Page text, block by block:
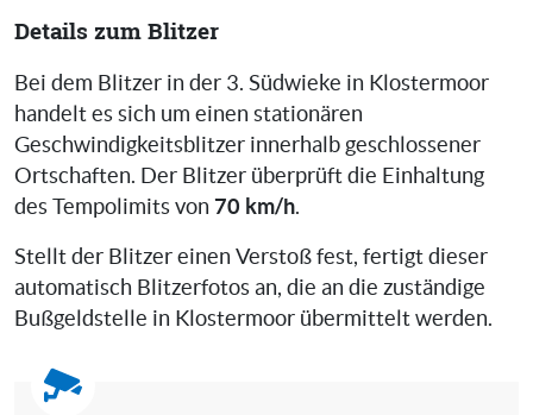
Details zum Blitzer
Bei dem Blitzer in der 3. Südwieke in Klostermoor
handelt es sich um einen stationären
Geschwindigkeitsblitzer innerhalb geschlossener
Ortschaften. Der Blitzer überprüft die Einhaltung
des Tempolimits von 70 km/h.
Stellt der Blitzer einen Verstoß fest, fertigt dieser
automatisch Blitzerfotos an, die an die zuständige
Bußgeldstelle in Klostermoor übermittelt werden.